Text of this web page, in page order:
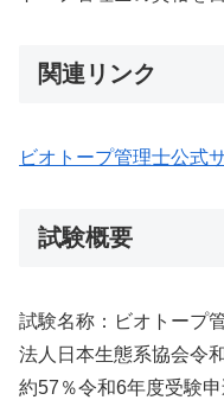
関連リンク
ビオトープ管理士公式
試験概要
試験名称：ビオトープ
法人日本生態系協会令
約57％令和6年度受験